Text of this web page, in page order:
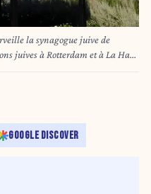
la synagogue juive de
juives à Rotterdam et à La Haye
(ANP / GINOPRESS)
GOOGLE DISCOVER